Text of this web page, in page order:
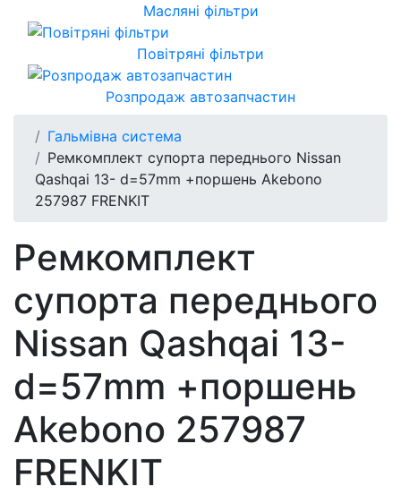
Масляні фільтри
Повітряні фільтри
Розпродаж автозапчастин
Гальмівна система
Ремкомплект супорта переднього Nissan
Qashqai 13- d=57mm +поршень Akebono
257987 FRENKIT
Ремкомплект
супорта переднього
Nissan Qashqai 13-
d=57mm +поршень
Akebono 257987
FRENKIT